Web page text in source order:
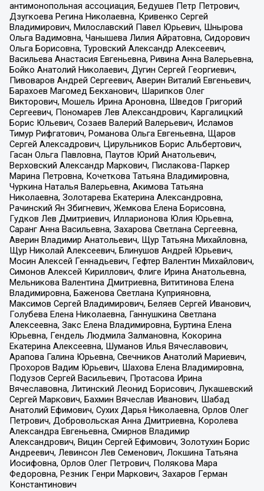
антимонопольная ассоциация, Бедушев Петр Петрович,
Дзугкоева Регина Николаевна, Кривенко Сергей
Владимирович, Милославский Павел Юрьевич, Шнырова
Ольга Вадимовна, Чанышева Лилия Айратовна, Сидорович
Ольга Борисовна, Туровский Александр Алексеевич,
Васильева Анастасия Евгеньевна, Ривина Анна Валерьевна,
Бойко Анатолий Николаевич, Дугин Сергей Георгиевич,
Пивоваров Андрей Сергеевич, Аверин Виталий Евгеньевич,
Барахоев Магомед Бекханович, Шарипков Олег
Викторович, Мошель Ирина Ароновна, Шведов Григорий
Сергеевич, Пономарев Лев Александрович, Каргалицкий
Борис Юльевич, Созаев Валерий Валерьевич, Исламов
Тимур Рифгатович, Романова Ольга Евгеньевна, Щаров
Сергей Алексадрович, Цирульников Борис Альбертович,
Гасан Ольга Павловна, Паутов Юрий Анатольевич,
Верховский Александр Маркович, Пислакова-Паркер
Марина Петровна, Кочеткова Татьяна Владимировна,
Чуркина Наталья Валерьевна, Акимова Татьяна
Николаевна, Золотарева Екатерина Александровна,
Рачинский Ян Збигневич, Жемкова Елена Борисовна,
Гудков Лев Дмитриевич, Илларионова Юлия Юрьевна,
Саранг Анна Васильевна, Захарова Светлана Сергеевна,
Аверин Владимир Анатольевич, Щур Татьяна Михайловна,
Щур Николай Алексеевич, Блинушов Андрей Юрьевич,
Мосин Алексей Геннадьевич, Гефтер Валентин Михайлович,
Симонов Алексей Кириллович, Флиге Ирина Анатольевна,
Мельникова Валентина Дмитриевна, Вититинова Елена
Владимировна, Баженова Светлана Куприяновна,
Максимов Сергей Владимирович, Беляев Сергей Иванович,
Голубева Елена Николаевна, Ганнушкина Светлана
Алексеевна, Закс Елена Владимировна, Буртина Елена
Юрьевна, Гендель Людмила Залмановна, Кокорина
Екатерина Алексеевна, Шуманов Илья Вячеславович,
Арапова Галина Юрьевна, Свечников Анатолий Мариевич,
Прохоров Вадим Юрьевич, Шахова Елена Владимировна,
Подузов Сергей Васильевич, Протасова Ирина
Вячеславовна, Литинский Леонид Борисович, Лукашевский
Сергей Маркович, Бахмин Вячеслав Иванович, Шабад
Анатолий Ефимович, Сухих Дарья Николаевна, Орлов Олег
Петрович, Добровольская Анна Дмитриевна, Королева
Александра Евгеньевна, Смирнов Владимир
Александрович, Вицин Сергей Ефимович, Золотухин Борис
Андреевич, Левинсон Лев Семенович, Локшина Татьяна
Иосифовна, Орлов Олег Петрович, Полякова Мара
Федоровна, Резник Генри Маркович, Захаров Герман
Константинович